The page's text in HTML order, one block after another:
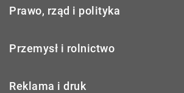
Prawo, rząd i polityka
Przemysł i rolnictwo
Reklama i druk